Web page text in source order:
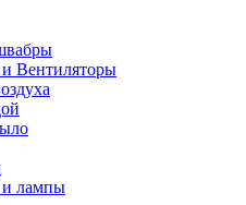
Вентиляторы
и лампы